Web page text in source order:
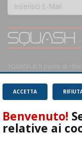
SQUASH.it: Il punto di
ACCETTA
Benvenuto!
relative ai